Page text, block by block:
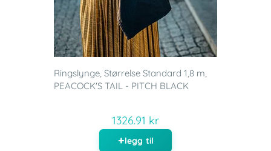
Ringslynge, Størrelse Standard 1,8 m,
PEACOCK'S TAIL - PITCH BLACK
1326.91 kr
legg til